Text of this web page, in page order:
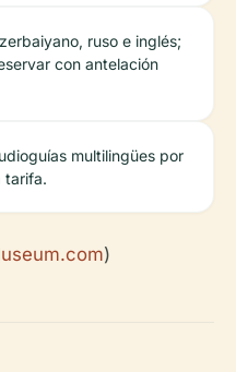
ruso e inglés;
con antelación
multilingües por
tarifa.
)